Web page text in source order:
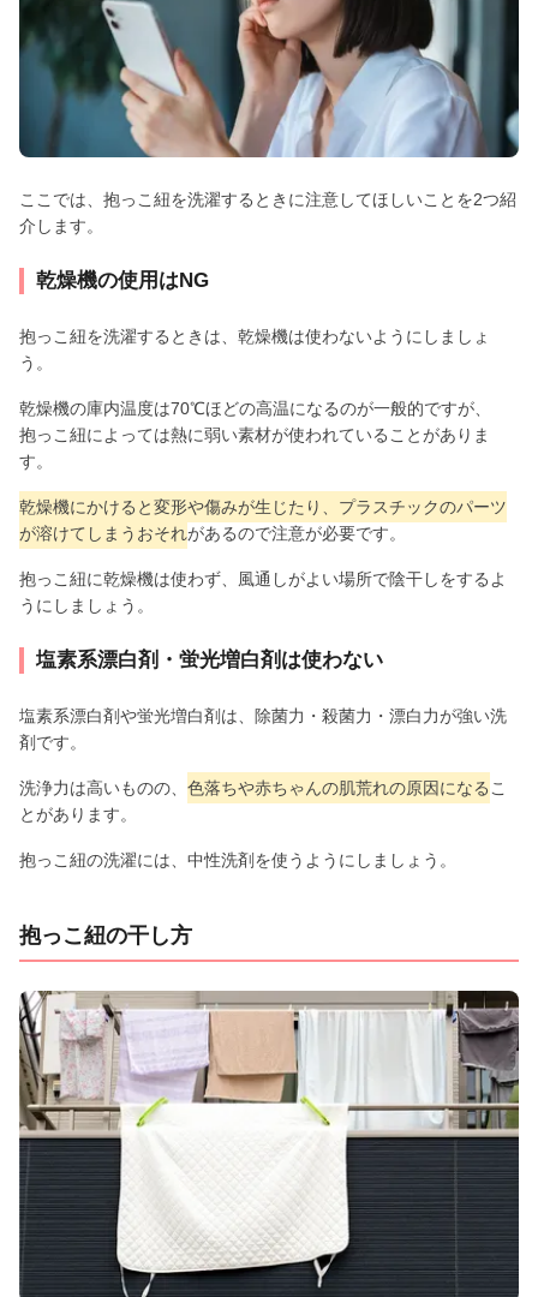
ここでは、抱っこ紐を洗濯するときに注意してほしいことを2つ紹
介します。
乾燥機の使用はNG
抱っこ紐を洗濯するときは、乾燥機は使わないようにしましょ
う。
乾燥機の庫内温度は70℃ほどの高温になるのが一般的ですが、
抱っこ紐によっては熱に弱い素材が使われていることがありま
す。
乾燥機にかけると変形や傷みが生じたり、プラスチックのパーツ
が溶けてしまうおそれがあるので注意が必要です。
抱っこ紐に乾燥機は使わず、風通しがよい場所で陰干しをするよ
うにしましょう。
塩素系漂白剤・蛍光増白剤は使わない
塩素系漂白剤や蛍光増白剤は、除菌力・殺菌力・漂白力が強い洗
剤です。
洗浄力は高いものの、 色落ちや赤ちゃんの肌荒れの原因になる こ
とがあります。
抱っこ紐の洗濯には、中性洗剤を使うようにしましょう。
抱っこ紐の干し方